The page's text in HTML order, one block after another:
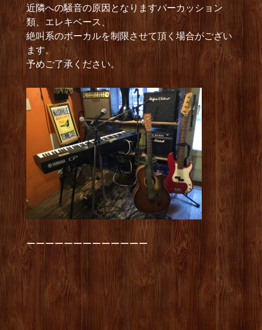
近隣への騒音の原因となりますパーカッション
類、エレキベース、
絶叫系のボーカルを制限させて頂く場合がござい
ます。
予めご了承ください。
ーーーーーーーーーーーーー